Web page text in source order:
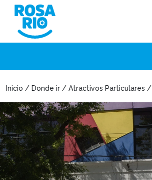
Inicio / Donde ir / Atractivos Particulares /